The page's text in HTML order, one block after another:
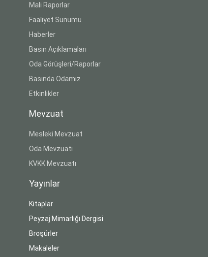
Mali Raporlar
Faaliyet Sunumu
Haberler
Basın Açıklamaları
Oda Görüşleri/Raporlar
Basında Odamız
Etkinlikler
Mevzuat
Mesleki Mevzuat
Oda Mevzuatı
KVKK Mevzuatı
Yayınlar
Kitaplar
Peyzaj Mimarlığı Dergisi
Broşürler
Makaleler